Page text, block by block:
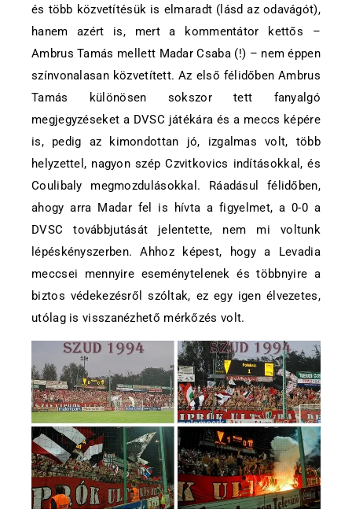
és több közvetítésük is elmaradt (lásd az odavágót),
hanem azért is, mert a kommentátor kettős –
Ambrus Tamás mellett Madar Csaba (!) – nem éppen
színvonalasan közvetített. Az első félidőben Ambrus
Tamás különösen sokszor tett fanyalgó
megjegyzéseket a DVSC játékára és a meccs képére
is, pedig az kimondottan jó, izgalmas volt, több
helyzettel, nagyon szép Czvitkovics indításokkal, és
Coulibaly megmozdulásokkal. Ráadásul félidőben,
ahogy arra Madar fel is hívta a figyelmet, a 0-0 a
DVSC továbbjutását jelentette, nem mi voltunk
lépéskényszerben. Ahhoz képest, hogy a Levadia
meccsei mennyire eseménytelenek és többnyire a
biztos védekezésről szóltak, ez egy igen élvezetes,
utólag is visszanézhető mérkőzés volt.